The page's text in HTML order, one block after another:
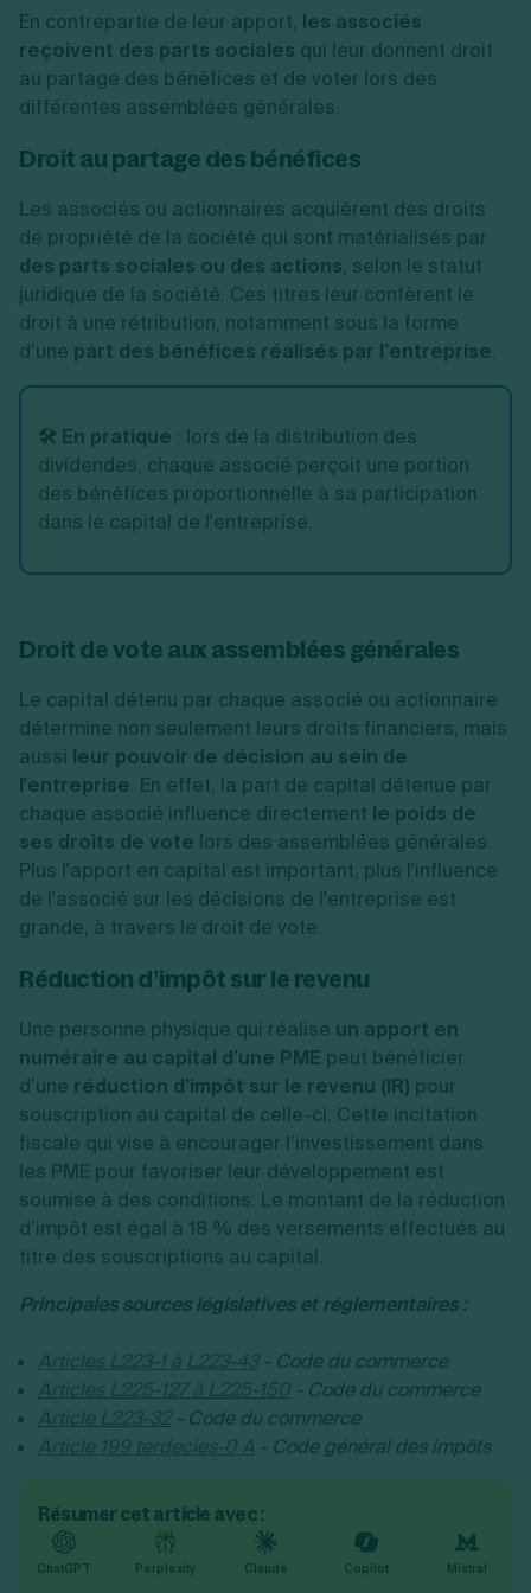
En contrepartie de leur apport, les associés
reçoivent des parts sociales qui leur donnent droit
au partage des bénéfices et de voter lors des
différentes assemblées générales.
Droit au partage des bénéfices
Les associés ou actionnaires acquièrent des droits
de propriété de la société qui sont matérialisés par
des parts sociales ou des actions, selon le statut
juridique de la société. Ces titres leur confèrent le
droit à une rétribution, notamment sous la forme
d’une part des bénéfices réalisés par l’entreprise.
🛠️ En pratique : lors de la distribution des
dividendes, chaque associé perçoit une portion
des bénéfices proportionnelle à sa participation
dans le capital de l'entreprise.
Droit de vote aux assemblées générales
Le capital détenu par chaque associé ou actionnaire
détermine non seulement leurs droits financiers, mais
aussi leur pouvoir de décision au sein de
l'entreprise. En effet, la part de capital détenue par
chaque associé influence directement le poids de
ses droits de vote lors des assemblées générales.
Plus l'apport en capital est important, plus l'influence
de l'associé sur les décisions de l'entreprise est
grande, à travers le droit de vote.
Réduction d’impôt sur le revenu
Une personne physique qui réalise un apport en
numéraire au capital d’une PME peut bénéficier
d’une réduction d’impôt sur le revenu (IR) pour
souscription au capital de celle-ci. Cette incitation
fiscale qui vise à encourager l’investissement dans
les PME pour favoriser leur développement est
soumise à des conditions. Le montant de la réduction
d’impôt est égal à 18 % des versements effectués au
titre des souscriptions au capital.
Principales sources législatives et réglementaires :
- Code du commerce
- Code du commerce
- Code du commerce
- Code général des impôts
Résumer cet article avec :
ChatGPT Perplexity Claude Copilot Mistral